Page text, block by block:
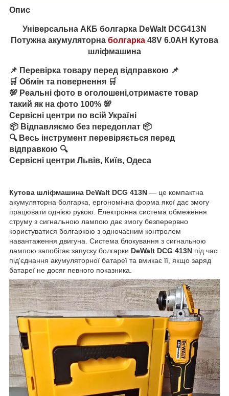
Опис
Універсальна АКБ болгарка DeWalt DCG413N
Потужна акумуляторна болгарка 48V 6.0AH Кутова
шліфмашина
📌 Перевірка товару перед відправкою 📌
🛒 Обмін та повернення 🛒
💯 Реальні фото в оголошені,отримаєте товар
такий як на фото 100% 💯
Сервісні центри по всій Україні
📦 Відпавляємо без передоплат 📦
🔍 Весь інструмент перевіряється перед
відправкою 🔍
Сервісні центри Львів, Київ, Одеса
Кутова шліфмашина DeWalt DCG 413N — це компактна
акумуляторна болгарка, ергономічна форма якої дає змогу
працювати однією рукою. Електронна система обмеження
струму з сигнальною лампою дає змогу безперервно
користуватися болгаркою з одночасним контролем
навантаження двигуна. Система блокування з сигнальною
лампою запобігає запуску болгарки DeWalt DCG 413N під час
під'єднання акумуляторної батареї та вмикає її, якщо заряд
батареї не досяг певного показника.